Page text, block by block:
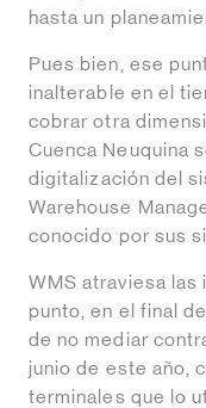
hasta un
Pues bien, ese
inalterable en el
cobrar otra
Cuenca Neuquina
digitalización del
Warehouse
conocido por sus
WMS atraviesa las
punto, en el final
de no mediar
junio de este año,
terminales que lo